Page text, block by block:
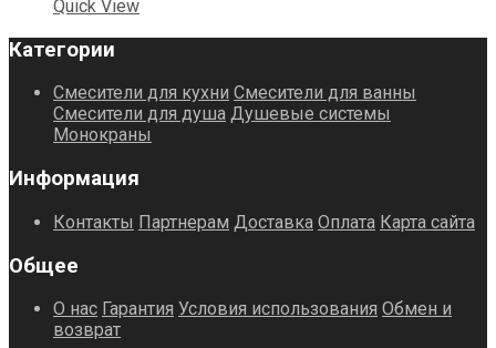
Quick View
Категории
Смесители для кухни Смесители для ванны
Смесители для душа Душевые системы
Монокраны
Информация
Контакты Партнерам Доставка Оплата Карта сайта
Общее
О нас Гарантия Условия использования Обмен и
возврат